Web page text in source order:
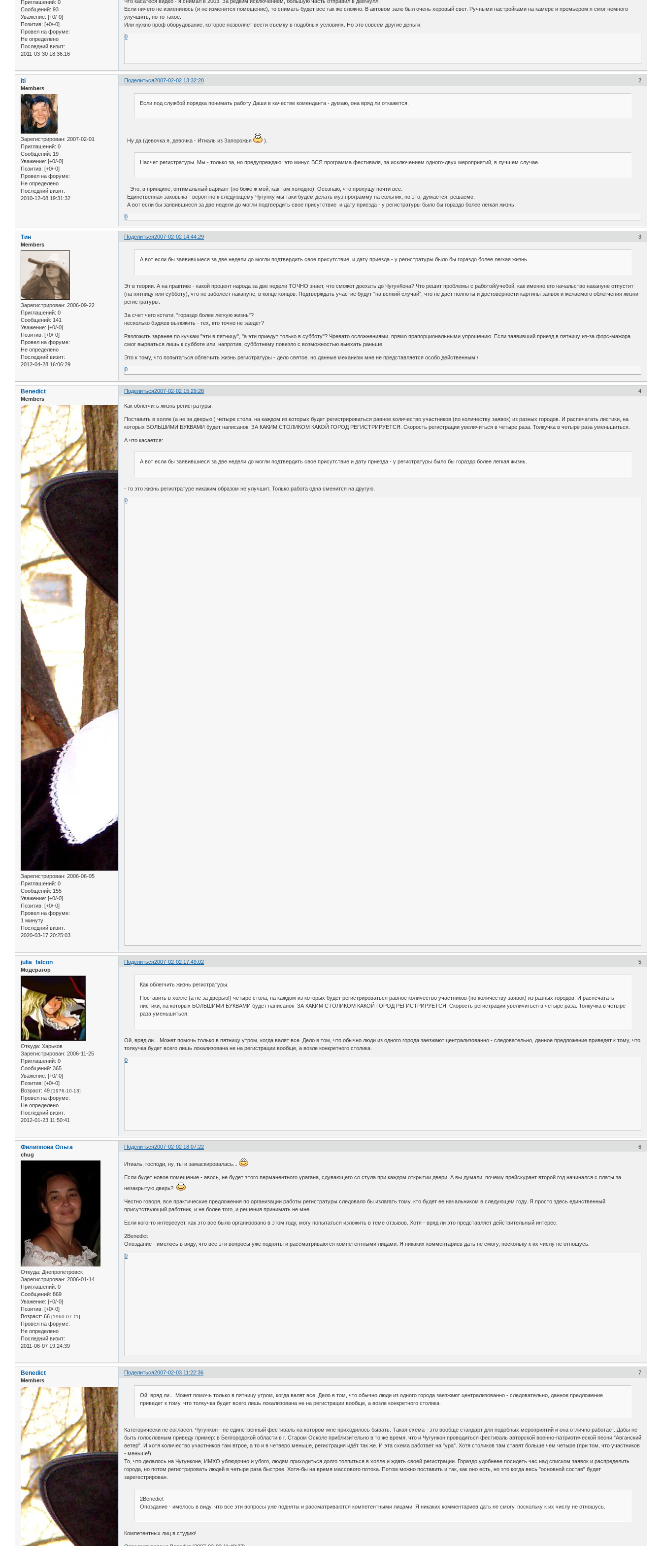
Приглашений: 0
Сообщений: 93
Уважение: [+0/-0]
Позитив: [+0/-0]
Провел на форуме:
Не определено
Последний визит:
2011-03-30 18:36:16
Если ничего не изменилось (и не изменится помещение), то снимать будет все так же сложно. В актовом зале был очень херовый свет. Ручными настройками на камере и премьером я смог немного
улучшить, но то такое.
Или нужно проф оборудование, которое позволяет вести съемку в подобных условиях. Но это совсем другие деньги.
0
Поделиться 2
2007-02-02 13:32:20
iti
Members
Зарегистрирован: 2007-02-01
Приглашений: 0
Сообщений: 19
Уважение: [+0/-0]
Позитив: [+0/-0]
Провел на форуме:
Не определено
Последний визит:
2010-12-08 19:31:32
Если под службой порядка понимать работу Даши в качестве коменданта - думаю, она вряд ли откажется.
Ну да (девочка я, девочка - Итиаль из Запорожья ).
Насчет регистратуры. Мы - только за, но предупреждаю: это минус ВСЯ программа фестиваля, за исключением одного-двух мероприятий, в лучшем случае.
Это, в принципе, оптимальный вариант (но боже ж мой, как там холодно). Осознаю, что пропущу почти все.
Единственная заковыка - вероятно к следующему Чугунку мы таки будем делать муз.программу на сольник, но это, думается, решаемо.
А вот если бы заявившиеся за две недели до могли подтвердить свое присутствие и дату приезда - у регистратуры было бы гораздо более легкая жизнь.
0
Поделиться 3
2007-02-02 14:44:29
Тин
Members
Зарегистрирован: 2006-09-22
Приглашений: 0
Сообщений: 141
Уважение: [+0/-0]
Позитив: [+0/-0]
Провел на форуме:
Не определено
Последний визит:
2012-04-28 16:06:29
А вот если бы заявившиеся за две недели до могли подтвердить свое присутствие и дату приезда - у регистратуры было бы гораздо более легкая жизнь.
Эт в теории. А на практике - какой процент народа за две недели ТОЧНО знает, что сможет доехать до ЧугунКона? Что решит проблемы с работой/учебой, как именно его начальство накануне отпустит
(на пятницу или субботу), что не заболеет накануне, в конце концов. Подтверждать участие будут "на всякий случай", что не даст полноты и достоверности картины заявок и желаемого облегчения жизни
регистратуры.
За счет чего кстати, "гораздо более легкую жизнь"?
несколько бэджев выложить - тех, кто точно не заедет?
Разложить заранее по кучкам "эти в пятницу", "а эти приедут только в субботу"? Чревато осложнениями, прямо прапорциональными упрощению. Если заявивший приезд в пятницу из-за форс-мажора
смог вырваться лишь к субботе или, напротив, субботнему повезло с возможностью выехать раньше.
Это к тому, что попытаться облегчить жизнь регистратуры - дело святое, но данные механизм мне не представляется особо действенным:/
0
Поделиться 4
2007-02-02 15:29:28
Benedict
Members
Зарегистрирован: 2006-06-05
Приглашений: 0
Сообщений: 155
Уважение: [+0/-0]
Позитив: [+0/-0]
Провел на форуме:
1 минуту
Последний визит:
2020-03-17 20:25:03
Как облегчить жизнь регистратуры.
Поставить в холле (а не за дверью!) четыре стола, на каждом из которых будет регистрироваться равное количество участников (по количеству заявок) из разных городов. И распечатать листики, на
которых БОЛЬШИМИ БУКВАМИ будет написанок ЗА КАКИМ СТОЛИКОМ КАКОЙ ГОРОД РЕГИСТРИРУЕТСЯ. Скорость регистрации увеличиться в четыре раза. Толкучка в четыре раза уменьшиться.
А что касается:
А вот если бы заявившиеся за две недели до могли подтвердить свое присутствие и дату приезда - у регистратуры было бы гораздо более легкая жизнь.
- то это жизнь регистратуре никаким образом не улучшит. Только работа одна сменится на другую.
0
Поделиться 5
2007-02-02 17:49:02
julia_falcon
Модератор
Откуда: Харьков
Зарегистрирован: 2006-11-25
Приглашений: 0
Сообщений: 365
Уважение: [+0/-0]
Позитив: [+0/-0]
Возраст: 49 [1976-10-13]
Провел на форуме:
Не определено
Последний визит:
2012-01-23 11:50:41
Как облегчить жизнь регистратуры.
Поставить в холле (а не за дверью!) четыре стола, на каждом из которых будет регистрироваться равное количество участников (по количеству заявок) из разных городов. И распечатать
листики, на которых БОЛЬШИМИ БУКВАМИ будет написанок ЗА КАКИМ СТОЛИКОМ КАКОЙ ГОРОД РЕГИСТРИРУЕТСЯ. Скорость регистрации увеличиться в четыре раза. Толкучка в четыре
раза уменьшиться.
Ой, вряд ли... Может помочь только в пятницу утром, когда валят все. Дело в том, что обычно люди из одного города заезжают централизованно - следовательно, данное предложение приведет к тому, что
толкучка будет всего лишь локализована не на регистрации вообще, а возле конкретного столика.
0
Поделиться 6
2007-02-02 18:07:22
Филиппова Ольга
chug
Откуда: Днепропетровск
Зарегистрирован: 2006-01-14
Приглашений: 0
Сообщений: 869
Уважение: [+0/-0]
Позитив: [+0/-0]
Возраст: 66 [1960-07-11]
Провел на форуме:
Не определено
Последний визит:
2011-06-07 19:24:39
Итиаль, господи, ну, ты и замаскировалась...
Если будет новое помещение - авось, не будет этого перманентного урагана, сдувающего со стула при каждом открытии двери. А вы думали, почему прейскурант второй год начинался с платы за
незакрытую дверь?
Честно говоря, все практические предложения по организации работы регистратуры следовало бы излагать тому, кто будет ее начальником в следующем году. Я просто здесь единственный
присутствующий работник, и не более того, и решения принимать не мне.
Если кого-то интересует, как это все было организовано в этом году, могу попытаться изложить в теме отзывов. Хотя - вряд ли это представляет действительный интерес.
2Benedict
Опоздание - имелось в виду, что все эти вопросы уже подняты и рассматриваются компетентными лицами. Я никаких комментариев дать не смогу, поскольку к их числу не отношусь.
0
Поделиться 7
2007-02-03 11:22:36
Benedict
Members
Ой, вряд ли... Может помочь только в пятницу утром, когда валят все. Дело в том, что обычно люди из одного города заезжают централизованно - следовательно, данное предложение
приведет к тому, что толкучка будет всего лишь локализована не на регистрации вообще, а возле конкретного столика.
Категорически не согласен. Чугункон - не единственный фестиваль на котором мне приходилось бывать. Такая схема - это вообще стандарт для подобных мероприятий и она отлично работает. Дабы не
быть голословным приведу пример: в Белгородской области в г. Старом Осколе приблизительно в то же время, что и Чугункон проводиться фестиваль авторской военно-патриотической песни "Авганский
ветер". И хотя количество участников там втрое, а то и в четверо меньше, регистрация идёт так же. И эта схема работает на "ура". Хотя столиков там ставят больше чем четыре (при том, что участников
- меньше!).
То, что делалось на Чугунконе, ИМХО ублюдочно и убого, людям приходиться долго толпиться в холле и ждать своей регистрации. Гораздо удобнеее посидеть час над списком заявок и распределить
города, но потом регистрировать людей в четыре раза быстрее. Хотя-бы на время массового потока. Потом можно поставить и так, как оно есть, но это когда весь "основной состав" будет
зарегестрирован.
2Benedict
Опоздание - имелось в виду, что все эти вопросы уже подняты и рассматриваются компетентными лицами. Я никаких комментариев дать не смогу, поскольку к их числу не отношусь.
Компетентных лиц в студию!